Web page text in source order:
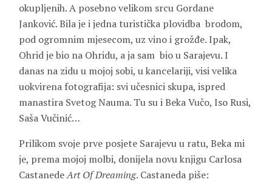
okupljenih. A posebno velikom srcu Gordane
Janković. Bila je i jedna turistička plovidba brodom,
pod ogromnim mjesecom, uz vino i grožđe. Ipak,
Ohrid je bio na Ohridu, a ja sam bio u Sarajevu. I
danas na zidu u mojoj sobi, u kancelariji, visi velika
uokvirena fotografija: svi učesnici skupa, ispred
manastira Svetog Nauma. Tu su i Beka Vučo, Iso Rusi,
Saša Vučinić…
Prilikom svoje prve posjete Sarajevu u ratu, Beka mi
je, prema mojoj molbi, donijela novu knjigu Carlosa
CastanedeArt Of Dreaming. Castaneda piše: